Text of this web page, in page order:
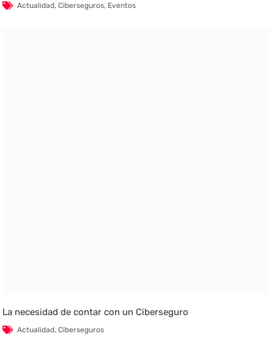
Actualidad,Ciberseguros, Eventos
La necesidad de contar con un Ciberseguro
Actualidad,Ciberseguros